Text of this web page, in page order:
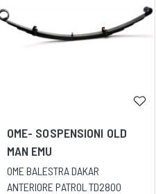
OME- SOSPENSIONI OLD
MAN EMU
OME BALESTRA DAKAR
ANTERIORE PATROL TD2800